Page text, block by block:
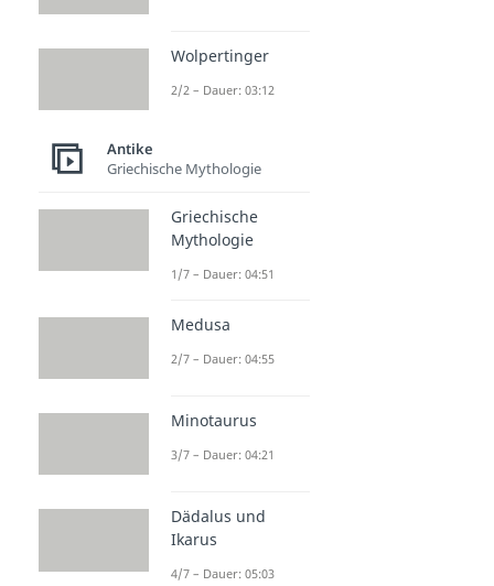
Wolpertinger
2/2 – Dauer: 03:12
Antike
Griechische Mythologie
Griechische
Mythologie
1/7 – Dauer: 04:51
Medusa
2/7 – Dauer: 04:55
Minotaurus
3/7 – Dauer: 04:21
Dädalus und
Ikarus
4/7 – Dauer: 05:03